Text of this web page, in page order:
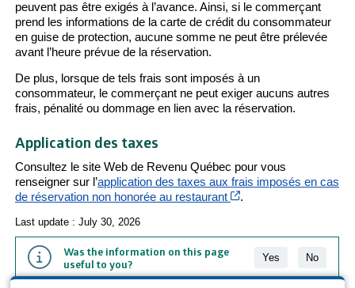
peuvent pas être exigés à l’avance. Ainsi, si le commerçant
prend les informations de la carte de crédit du consommateur
en guise de protection, aucune somme ne peut être prélevée
avant l’heure prévue de la réservation.
De plus, lorsque de tels frais sont imposés à un
consommateur, le commerçant ne peut exiger aucuns autres
frais, pénalité ou dommage en lien avec la réservation.
Application des taxes
Consultez le site Web de Revenu Québec pour vous
renseigner sur l’application des taxes aux frais imposés en cas
de réservation non honorée au restaurant
Cet hyperlien
.
Last update : July 30, 2026
Was the information on this page
useful to you?
Yes No